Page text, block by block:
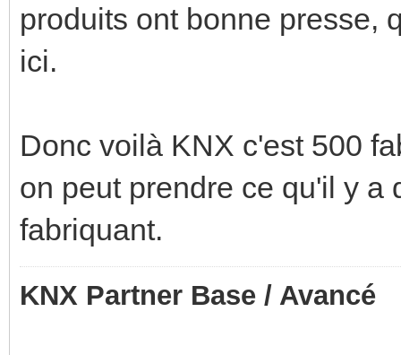
produits ont bonne presse,
ici.
Donc voilà KNX c'est 500
on peut prendre ce qu'il y a
fabriquant.
KNX Partner Base / Avancé